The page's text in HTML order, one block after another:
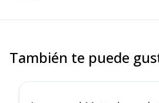
También te puede